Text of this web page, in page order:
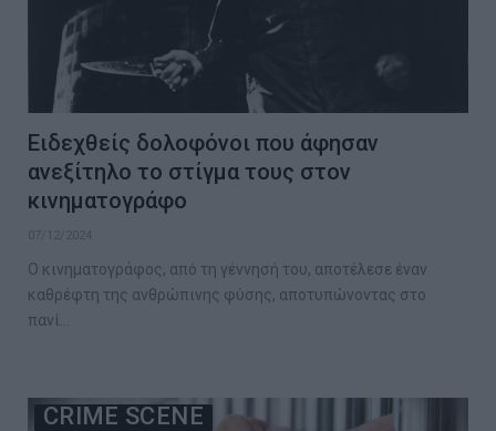
Ειδεχθείς δολοφόνοι που άφησαν
ανεξίτηλο το στίγμα τους στον
κινηματογράφο
07/12/2024
Ο κινηματογράφος, από τη γέννησή του, αποτέλεσε έναν
καθρέφτη της ανθρώπινης φύσης, αποτυπώνοντας στο
πανί…
CRIME SCENE